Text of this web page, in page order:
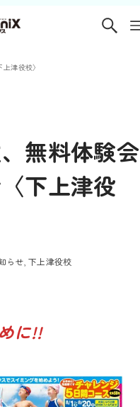
津役校〉
無料体験会
下上津役
らせ 下上津役校
に!!